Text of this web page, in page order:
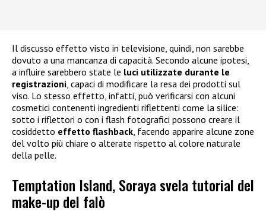
Il discusso effetto visto in televisione, quindi, non sarebbe
dovuto a una mancanza di capacità. Secondo alcune ipotesi,
a influire sarebbero state le luci utilizzate durante le
registrazioni , capaci di modificare la resa dei prodotti sul
viso. Lo stesso effetto, infatti, può verificarsi con alcuni
cosmetici contenenti ingredienti riflettenti come la silice:
sotto i riflettori o con i flash fotografici possono creare il
cosiddetto effetto flashback , facendo apparire alcune zone
del volto più chiare o alterate rispetto al colore naturale
della pelle.
Temptation Island, Soraya svela tutorial del
make-up del falò